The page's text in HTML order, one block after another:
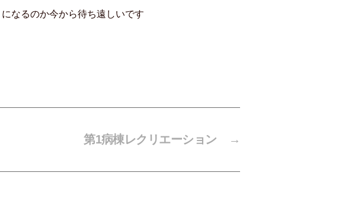
なるのか今から待ち遠しいです
→
第1病棟レクリエーション